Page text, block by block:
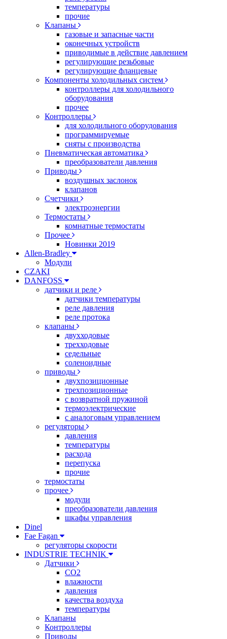
температуры
прочие
Клапаны
газовые и запасные части
оконечных устройств
приводимые в действие давлением
регулирующие резьбовые
регулирующие фланцевые
Компоненты холодильных систем
контроллеры для холодильного
оборудования
прочее
Контроллеры
для холодильного оборудования
программируемые
сняты с производства
Пневматическая автоматика
преобразователи давления
Приводы
воздушных заслонок
клапанов
Счетчики
электроэнергии
Термостаты
комнатные термостаты
Прочее
Новинки 2019
Allen-Bradley
Модули
CZAKI
DANFOSS
датчики и реле
датчики температуры
реле давления
реле протока
клапаны
двухходовые
трехходовые
седельные
соленоидные
приводы
двухпозиционные
трехпозиционные
с возвратной пружиной
термоэлектрические
с аналоговым управлением
регуляторы
давления
температуры
расхода
перепуска
прочие
термостаты
прочее
модули
преобразователи давления
шкафы управления
Dinel
Fae Fagan
регуляторы скорости
INDUSTRIE TECHNIK
Датчики
CO2
влажности
давления
качества воздуха
температуры
Клапаны
Контроллеры
Приводы